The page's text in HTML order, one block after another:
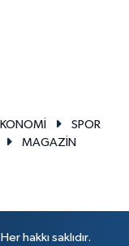
SPOR
MAGAZİN
hakkı saklıdır.